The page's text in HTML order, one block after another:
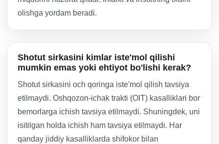
olishga yordam beradi.
Shotut sirkasini kimlar iste'mol qilishi
mumkin emas yoki ehtiyot bo'lishi kerak?
Shotut sirkasini och qoringa iste'mol qilish tavsiya
etilmaydi. Oshqozon-ichak trakti (OIT) kasalliklari bor
bemorlarga ichish tavsiya etilmaydi. Shuningdek, uni
isitilgan holda ichish ham tavsiya etilmaydi. Har
qanday jiddiy kasalliklarda shifokor bilan